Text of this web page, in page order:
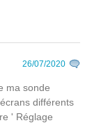
26/07/2020
ma sonde
différents
' Réglage